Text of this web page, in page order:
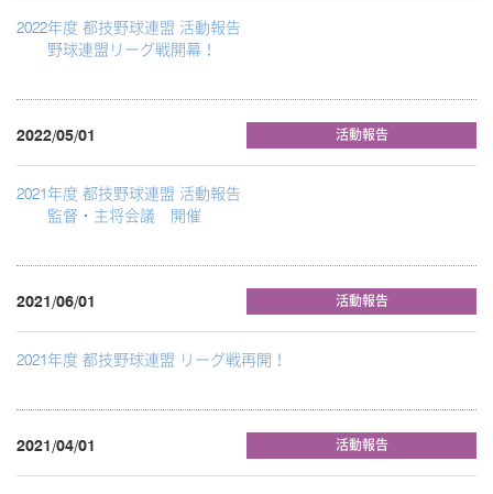
2022年度 都技野球連盟 活動報告
野球連盟リーグ戦開幕！
2022/05/01 活動報告
2021年度 都技野球連盟 活動報告
監督・主将会議 開催
2021/06/01 活動報告
2021年度 都技野球連盟 リーグ戦再開！
2021/04/01 活動報告